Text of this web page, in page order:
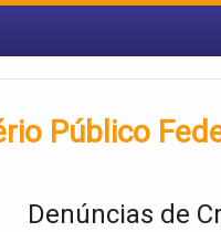
Público
Denúncias de